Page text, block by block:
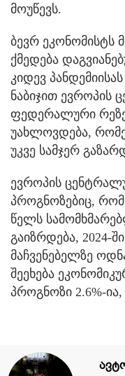
მოუწევს.
ბევრ ეკონომისტს
ქმედება
კიდევ
ნაბიჯით ევროპის
ფედერალური
უახლოვდება,
უკვე სამჯერ
ევროპის
პროგნოზებიც,
წელს
გაიზრდება, 2024-
მაჩვენებელზე
შეეხება
პროგნოზი 2.6%-